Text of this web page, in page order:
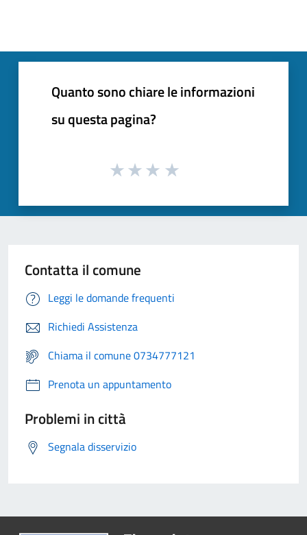
Quanto sono chiare le informazioni
su questa pagina?
Contatta il comune
Leggi le domande frequenti
Richiedi Assistenza
Chiama il comune 0734777121
Prenota un appuntamento
Problemi in città
Segnala disservizio